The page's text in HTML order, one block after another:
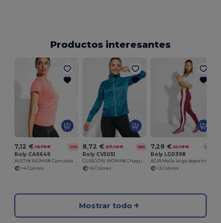
Productos interesantes
7,12 € 10,70 € -33%
Roly CA6649
AUSTIN WOMAN Camiseta técnica entallada de mujer en tejido poliéster de manga corta estilo ranglán
+4 Colores
8,72 € 27,40 € -68%
Roly CV5051
GLASGOW WOMAN Chaqueta cortavientos en tejido técnico ligero
+6 Colores
7,28 € 21,49 € -66%
Roly LG0398
+3 Colores
Mostrar todo